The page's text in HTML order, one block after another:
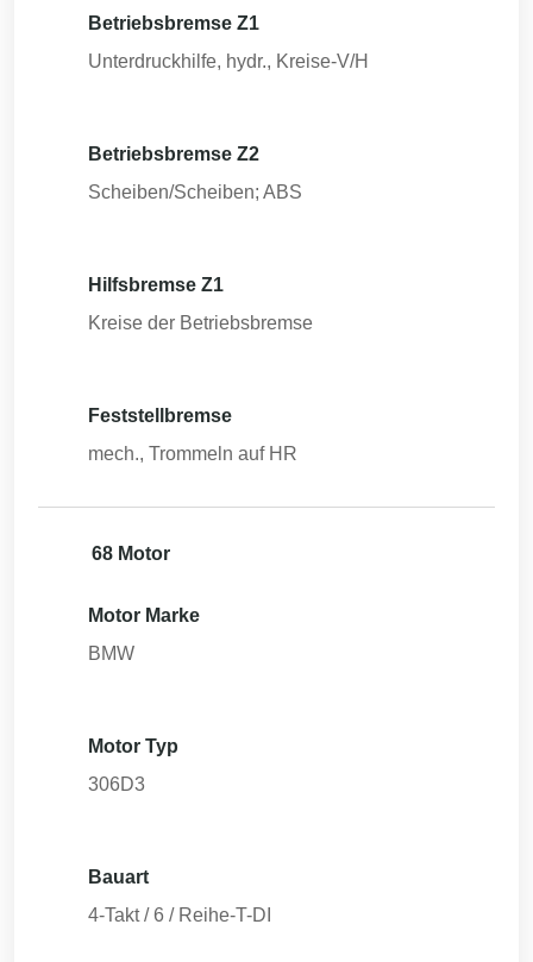
Betriebsbremse Z1
Unterdruckhilfe, hydr., Kreise-V/H
Betriebsbremse Z2
Scheiben/Scheiben; ABS
Hilfsbremse Z1
Kreise der Betriebsbremse
Feststellbremse
mech., Trommeln auf HR
68 Motor
Motor Marke
BMW
Motor Typ
306D3
Bauart
4-Takt / 6 / Reihe-T-DI